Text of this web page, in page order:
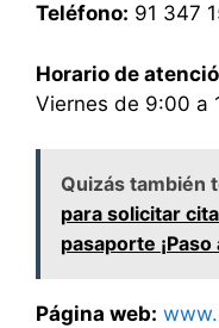
Teléfono: 91 347
Horario de
Viernes de 9:00 a
Quizás también
para solicitar
pasaporte ¡Paso
Página web: